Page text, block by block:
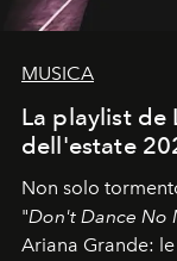
MUSICA
La playlist de
dell'estate
Non solo
"Don't Dance No
Ariana Grande: